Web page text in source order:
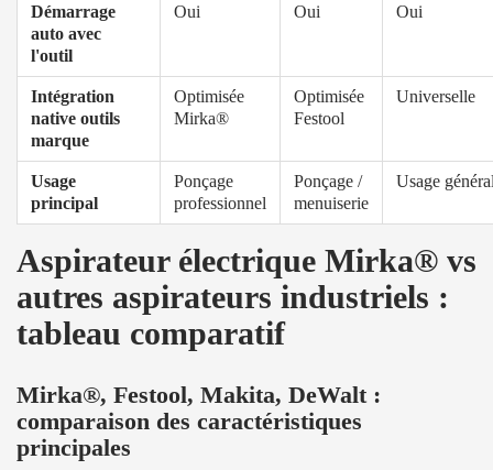
Démarrage
auto avec
l'outil
Oui Oui Oui
Intégration
native outils
marque
Optimisée
Mirka®
Optimisée
Festool
Universelle
Usage
principal
Ponçage
professionnel
Ponçage /
menuiserie
Usage
Aspirateur électrique Mirka® vs
autres aspirateurs industriels :
tableau comparatif
Mirka®, Festool, Makita, DeWalt :
comparaison des caractéristiques
principales